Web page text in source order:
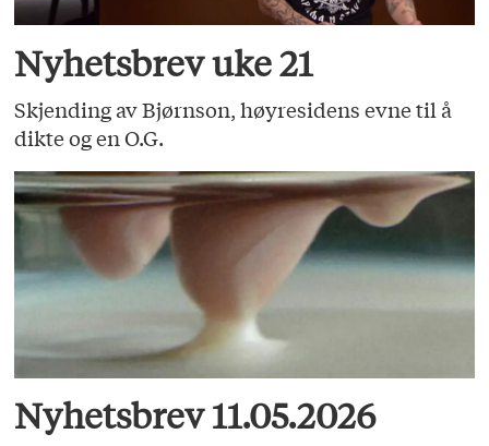
Nyhetsbrev uke 21
Skjending av Bjørnson, høyresidens evne til å
dikte og en O.G.
Nyhetsbrev 11.05.2026